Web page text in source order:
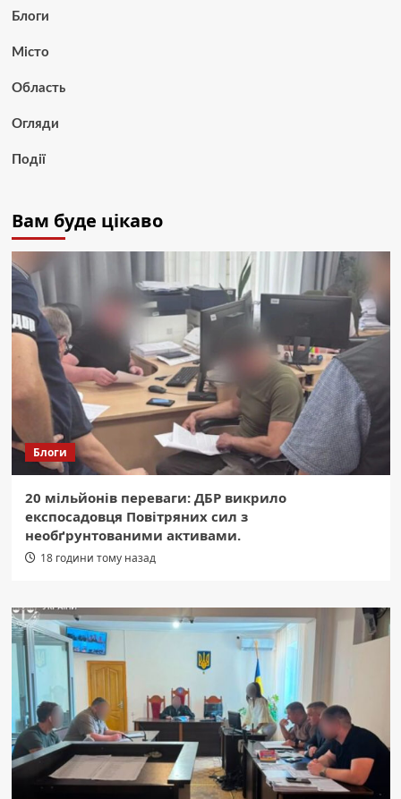
Блоги
Місто
Область
Огляди
Події
Вам буде цікаво
Блоги
20 мільйонів переваги: ДБР викрило
експосадовця Повітряних сил з
необґрунтованими активами.
18 години тому назад